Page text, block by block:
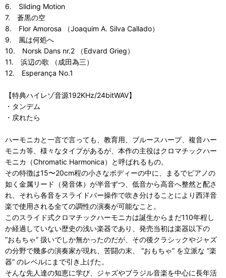
6. Sliding Motion
7. 蒼黒の空
8. Flor Amorosa （Joaquim A. Silva Callado）
9. 風は何処へ
10. Norsk Dans nr.2 （Edvard Grieg）
11. 浜辺の歌 （成田為三）
12. Esperança No.1
【特典ハイレゾ音源192KHz/24bitWAV】
・タンデム
・戻れたら
ハーモニカと一言で言っても、教育用、ブルースハープ、複音ハー
モニカ等、様々なタイプがあるが、本作の主役はクロマチックハー
モニカ（Chromatic Harmonica）と呼ばれるもの。
その特徴は15〜20cm程の小さなボディーの中に、まるでピアノの
如く金属リード（発音体）が半音ずつ、低音から高音へ整然と配さ
れ、それら各音をスライドバー操作で吹き分けることにより西洋音
楽で使用される全ての調性の演奏が可能なこと。
このスライド式クロマチックハーモニカは誕生からまだ110年程し
か経過していない歴史の浅い楽器であり、発売当初は楽器以下の
“おもちゃ” 扱いでしか無かったのだが、その後クラシックやジャズ
の分野で幾多の演奏家が現れ、苦闘の末、 “おもちゃ” を立派な “楽
器” のレベルにまで引き上げた。
そんな先人達の知恵に学び、ジャズやブラジル音楽を中心に長年活